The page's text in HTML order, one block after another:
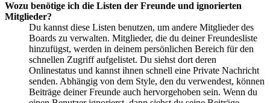
Wozu benötige ich die Listen der Freunde und ignorierten
Mitglieder?
Du kannst diese Listen benutzen, um andere Mitglieder des
Boards zu verwalten. Mitglieder, die du deiner Freundesliste
hinzufügst, werden in deinem persönlichen Bereich für den
schnellen Zugriff aufgelistet. Du siehst dort deren
Onlinestatus und kannst ihnen schnell eine Private Nachricht
senden. Abhängig von dem Style, den du verwendest, können
Beiträge deiner Freunde auch hervorgehoben sein. Wenn du